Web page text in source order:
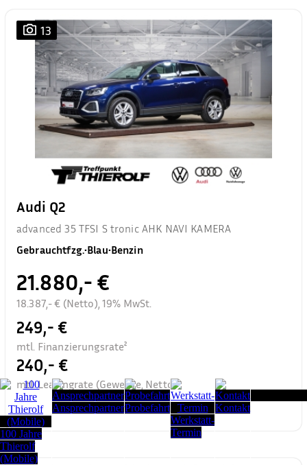
13
Audi Q2
advanced 35 TFSI S tronic AHK NAVI KAMERA
Gebrauchtfzg.•Blau•Benzin
21.880,- €
18.387,- € (Netto), 19% MwSt.
249,- €
mtl. Finanzierungsrate²
240,- €
mtl. Leasingrate (Gewerbe, Netto)³
100 Jahre
Thierolf
(Mobile)
AnsprechpartnerProbefahrt
Werkstatt-
Termin
Kontakt